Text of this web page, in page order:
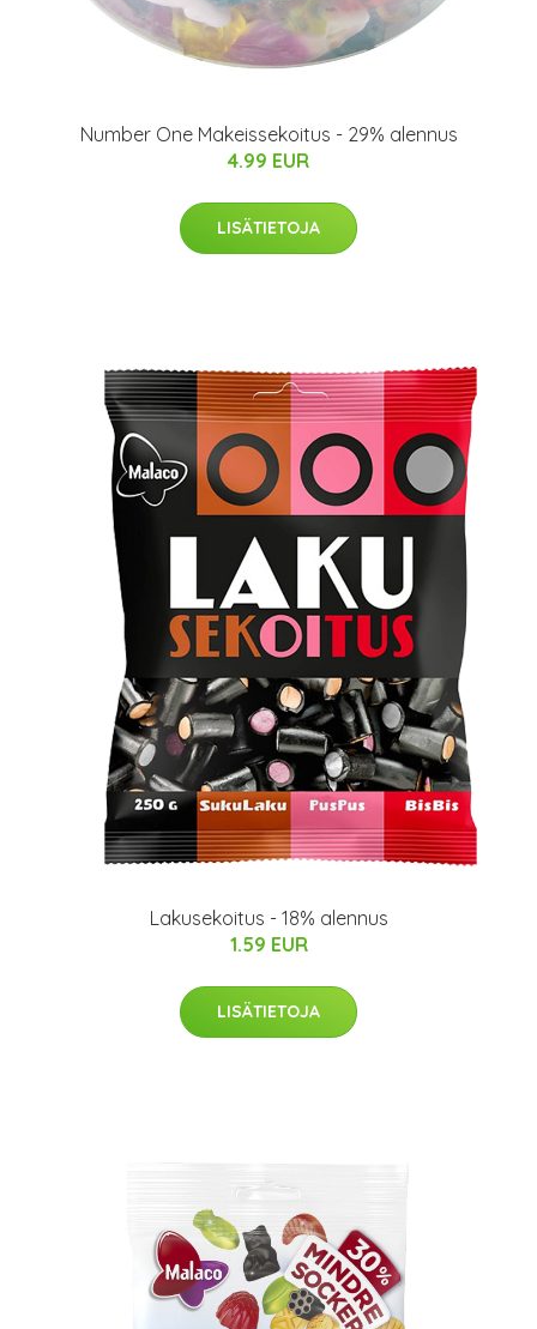
Number One Makeissekoitus - 29% alennus
4.99 EUR
LISÄTIETOJA
Lakusekoitus - 18% alennus
1.59 EUR
LISÄTIETOJA